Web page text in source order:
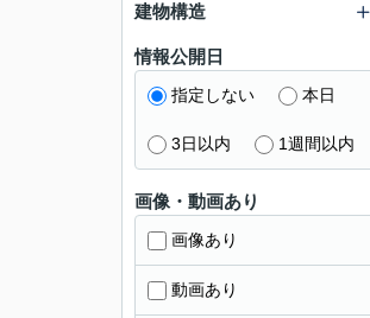
建物構造
情報公開日
指定しない 本日
3日以内 1週間以内
画像・動画あり
画像あり
動画あり